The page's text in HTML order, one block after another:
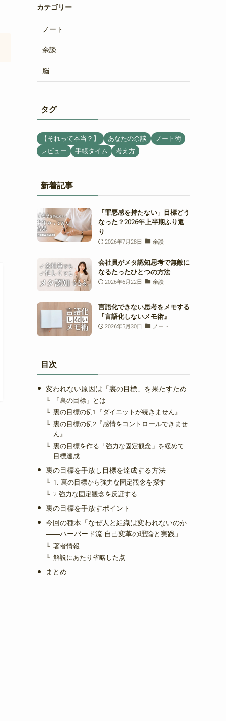
カテゴリー
ノート
余談
脳
タグ
【それって本当？】 あなたの余談
ノート術
レビュー
手帳タイム 考え方
新着記事
「罪悪感を持たない」目標どう
なった？2026年上半期ふり返
り
2026年7月28日 余談
会社員がメタ認知思考で無敵に
なるたったひとつの方法
2026年6月22日 余談
言語化できない思考をメモする
『言語化しないメモ術』
2026年5月30日 ノート
目次
変われない原因は「裏の目標」を果たすため
「裏の目標」とは
裏の目標の例1『ダイエットが続きません』
裏の目標の例2『感情をコントロールできませ
ん』
裏の目標を作る「強力な固定観念」を緩めて
目標達成
裏の目標を手放し目標を達成する方法
1. 裏の目標から強力な固定観念を探す
2.強力な固定観念を反証する
裏の目標を手放すポイント
今回の種本「なぜ人と組織は変われないのか
――ハーバード流 自己変革の理論と実践」
著者情報
解説にあたり省略した点
まとめ